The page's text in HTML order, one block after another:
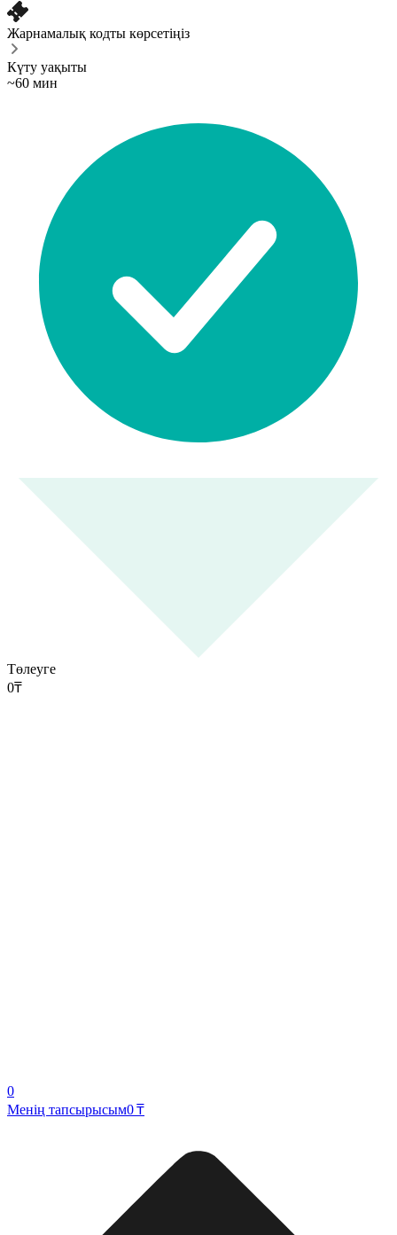
Жарнамалық кодты көрсетіңіз
Күту уақыты
~60 мин
Төлеуге
0₸
0
Менің тапсырысым0 ₸